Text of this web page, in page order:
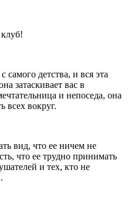
детства, и вся эта
затаскивает вас в
и непоседа, она
всех вокруг.
вид, что ее ничем не
что ее трудно принимать
и тех, кто не